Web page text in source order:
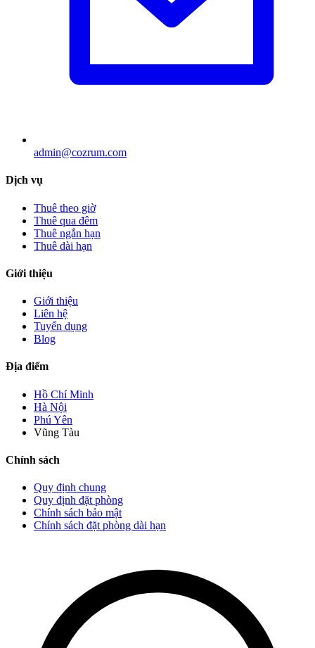
admin@cozrum.com
Dịch vụ
Thuê theo giờ
Thuê qua đêm
Thuê ngắn hạn
Thuê dài hạn
Giới thiệu
Giới thiệu
Liên hệ
Tuyển dụng
Blog
Địa điểm
Hồ Chí Minh
Hà Nội
Phú Yên
Vũng Tàu
Chính sách
Quy định chung
Quy định đặt phòng
Chính sách bảo mật
Chính sách đặt phòng dài hạn